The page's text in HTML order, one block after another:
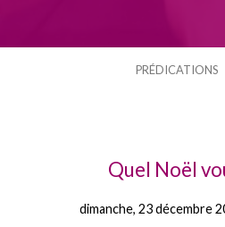
PRÉDICATIONS
Quel Noël
dimanche, 23 décembre